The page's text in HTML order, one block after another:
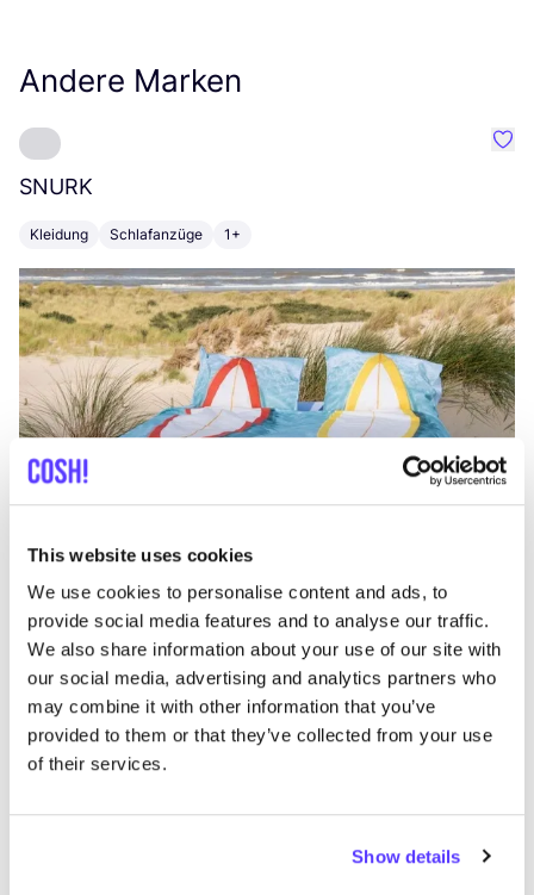
This website uses cookies
We use cookies to personalise content and ads, to
provide social media features and to analyse our traffic.
We also share information about your use of our site with
our social media, advertising and analytics partners who
may combine it with other information that you’ve
provided to them or that they’ve collected from your use
of their services.
Show details
Andere Marken
SNURK
Kleidung Schlafanzüge 1+
PreviousNext